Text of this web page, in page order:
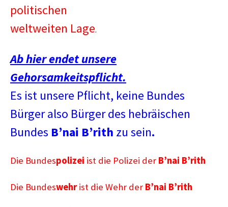
politischen
weltweiten Lage.
Ab hier endet unsere
Gehorsamkeitspflicht.
Es ist unsere Pflicht, keine Bundes
Bürger also Bürger des hebräischen
Bundes B’nai B’rith zu sein.
Die Bundespolizei ist die Polizei der B’nai B’rith
Die Bundeswehrist die Wehr der B’nai B’rith